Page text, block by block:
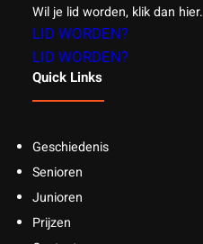
Wil je lid worden, klik dan hier.
LID WORDEN?
LID WORDEN?
Quick Links
Geschiedenis
Senioren
Junioren
Prijzen